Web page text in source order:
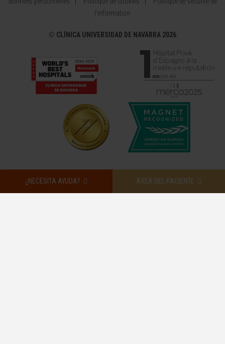
¿NECESITA AYUDA? ÁREA DEL PACIENTE
l’information
© CLÍNICA UNIVERSIDAD DE NAVARRA 2026